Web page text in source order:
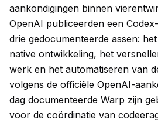
aankondigingen binnen
OpenAI publiceerden een
drie gedocumenteerde assen:
native ontwikkeling, het
werk en het automatiseren van
volgens de officiële OpenAI-
dag documenteerde Warp zijn
voor de coördinatie van